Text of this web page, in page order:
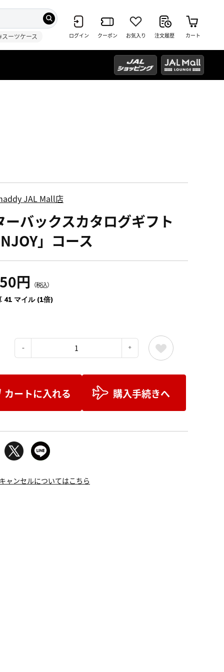
スーツケース ログイン クーポン お気入り 注文履歴 カート
JAL Mall店
ーバックスカタログギフト
」コース
円 （税込）
41 マイル (1倍)
カートに入れる 購入手続きへ
ャンセルについてはこちら